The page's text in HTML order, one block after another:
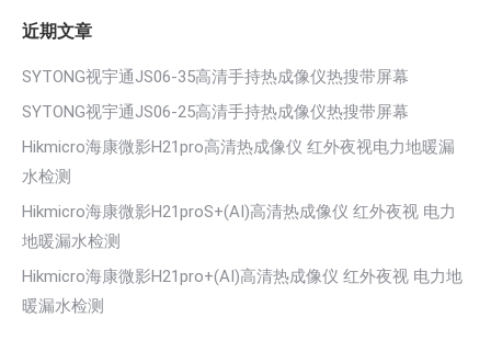
近期文章
SYTONG视宇通JS06-35高清手持热成像仪热搜带屏幕
SYTONG视宇通JS06-25高清手持热成像仪热搜带屏幕
Hikmicro海康微影H21pro高清热成像仪 红外夜视电力地暖漏
水检测
Hikmicro海康微影H21proS+(AI)高清热成像仪 红外夜视 电力
地暖漏水检测
Hikmicro海康微影H21pro+(AI)高清热成像仪 红外夜视 电力地
暖漏水检测